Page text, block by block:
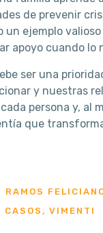
de prevenir
un ejemplo
apoyo cuando lo
ser una
y nuestras
persona y, al
que
RAMOS
CASOS, VIMENTI